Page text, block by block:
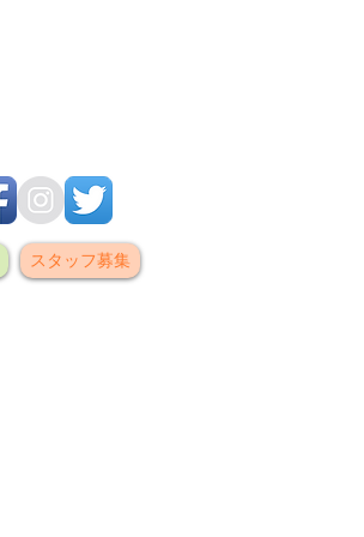
スタッフ募集